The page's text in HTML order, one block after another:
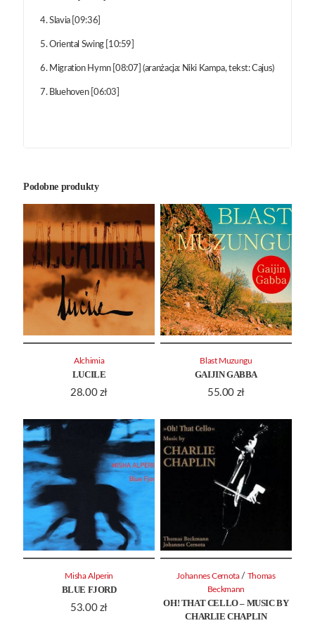
4. Slavia [09:36]
5. Oriental Swing [10:59]
6. Migration Hymn [08:07] (aranżacja: Niki Kampa, tekst: Cajus)
7. Bluehoven [06:03]
Podobne produkty
LUCILE
28.00 zł
Alchimia
GAIJIN GABBA
55.00 zł
Blast Muzungu
BLUE FJORD
53.00 zł
Misha Alperin
OH! THAT CELLO – MUSIC BY
CHARLIE CHAPLIN
Johannes Cernota / Thomas
Beckmann